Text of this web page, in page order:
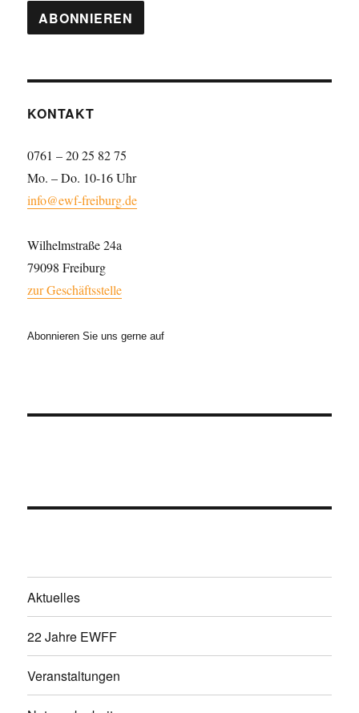
KONTAKT
0761 – 20 25 82 75
Mo. – Do. 10-16 Uhr
info@ewf-freiburg.de
Wilhelmstraße 24a
79098 Freiburg
zur Geschäftsstelle
Abonnieren Sie uns gerne auf
Aktuelles
22 Jahre EWFF
Veranstaltungen